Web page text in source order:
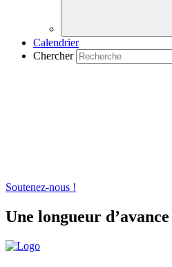
Calendrier
Chercher
Soutenez-nous !
Une longueur d’avance